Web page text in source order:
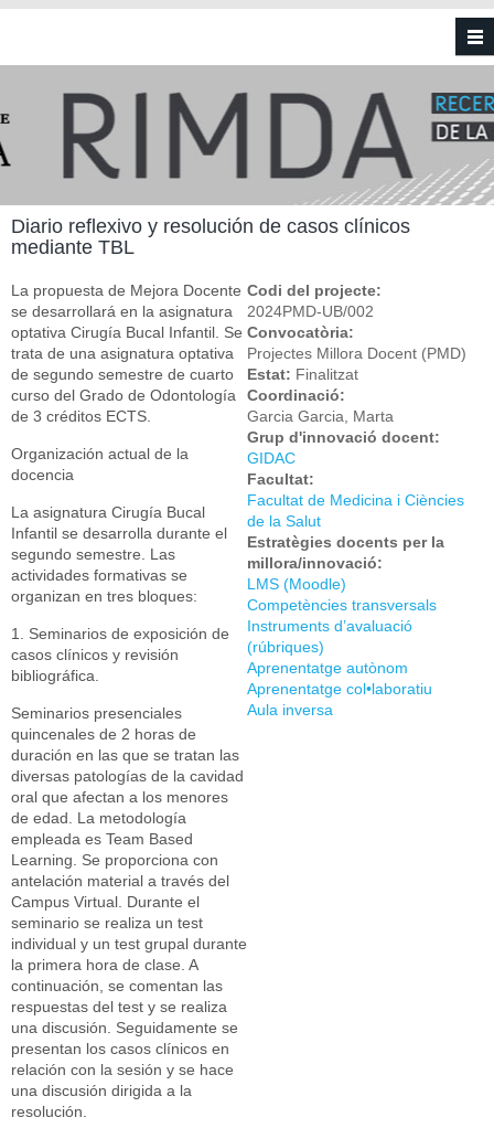
Vés al contingut
Diario reflexivo y resolución de casos clínicos
mediante TBL
La propuesta de Mejora Docente
se desarrollará en la asignatura
optativa Cirugía Bucal Infantil. Se
trata de una asignatura optativa
de segundo semestre de cuarto
curso del Grado de Odontología
de 3 créditos ECTS.
Organización actual de la
docencia
La asignatura Cirugía Bucal
Infantil se desarrolla durante el
segundo semestre. Las
actividades formativas se
organizan en tres bloques:
1. Seminarios de exposición de
casos clínicos y revisión
bibliográfica.
Seminarios presenciales
quincenales de 2 horas de
duración en las que se tratan las
diversas patologías de la cavidad
oral que afectan a los menores
de edad. La metodología
empleada es Team Based
Learning. Se proporciona con
antelación material a través del
Campus Virtual. Durante el
seminario se realiza un test
individual y un test grupal durante
la primera hora de clase. A
continuación, se comentan las
respuestas del test y se realiza
una discusión. Seguidamente se
presentan los casos clínicos en
relación con la sesión y se hace
una discusión dirigida a la
resolución.
Codi del projecte:
2024PMD-UB/002
Convocatòria:
Projectes Millora Docent (PMD)
Estat: Finalitzat
Coordinació:
Garcia Garcia, Marta
Grup d'innovació docent:
GIDAC
Facultat:
Facultat de Medicina i Ciències
de la Salut
Estratègies docents per la
millora/innovació:
LMS (Moodle)
Competències transversals
Instruments d’avaluació
(rúbriques)
Aprenentatge autònom
Aprenentatge col•laboratiu
Aula inversa